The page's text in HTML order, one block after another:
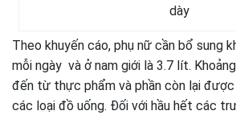
dày
Theo khuyến cáo, phụ nữ cần bổ sung
mỗi ngày và ở nam giới là 3.7 lít.
đến từ thực phẩm và phần còn lại
các loại đồ uống. Đối với hầu hết các